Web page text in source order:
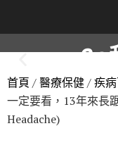
60
首頁 /醫療保健/疾
一定要看，13年來長
Headache)